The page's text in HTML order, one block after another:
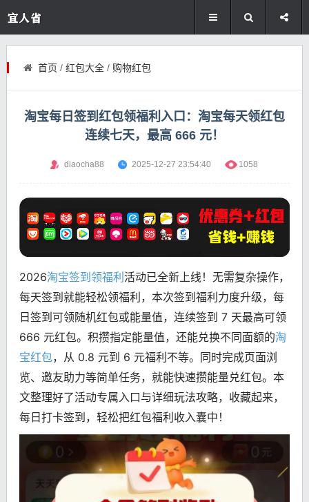
首页 / 红包大全/ 购物红包
淘宝每日签到红包领福利入口：淘宝每天领红包
连续七天，最高 666 元！
diaocha88 2025-12-27 23:54:40 1058
2026淘宝签到领福利活动已全新上线！无需复杂操作，
每天签到就能轻松领福利，本次签到福利力度升级，每
日签到可领随机红包或能量值，连续签到 7 天最高可领
666 元红包。积攒指定能量值，还能兑换不同面额的淘
宝红包，从 0.8 元到 6 元福利不等。同时完成页面浏
览、邀友助力等简单任务，就能快速攒能量兑红包。本
文整理好了活动专属入口与详细玩法攻略，收藏起来，
每日打卡签到，轻松把红包福利收入囊中！